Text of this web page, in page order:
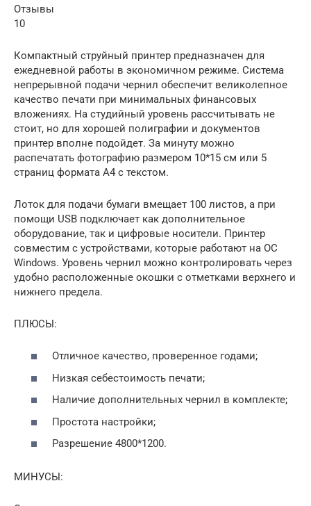
Отзывы
10
Компактный струйный принтер предназначен для
ежедневной работы в экономичном режиме. Система
непрерывной подачи чернил обеспечит великолепное
качество печати при минимальных финансовых
вложениях. На студийный уровень рассчитывать не
стоит, но для хорошей полиграфии и документов
принтер вполне подойдет. За минуту можно
распечатать фотографию размером 10*15 см или 5
страниц формата А4 с текстом.
Лоток для подачи бумаги вмещает 100 листов, а при
помощи USB подключает как дополнительное
оборудование, так и цифровые носители. Принтер
совместим с устройствами, которые работают на ОС
Windows. Уровень чернил можно контролировать через
удобно расположенные окошки с отметками верхнего и
нижнего предела.
ПЛЮСЫ:
Отличное качество, проверенное годами;
Низкая себестоимость печати;
Наличие дополнительных чернил в комплекте;
Простота настройки;
Разрешение 4800*1200.
МИНУСЫ: